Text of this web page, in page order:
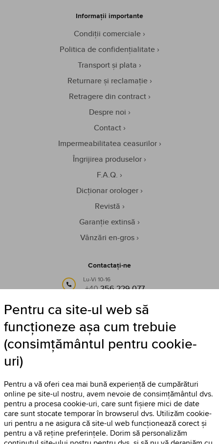
Informații importante
Condiții comerciale
Politica de confidențialitate
Transport și plata
Returnare și reclamație
Retragere din contract
Despre noi
Contact
Impermeabilitatea ceasurilor
Îngrijirea produselor
F.A.Q.
Dicționar orologer
Revistă
Garanție extinsă
Vânzări en-gros
Contactați-ne
Lu-Vi 10-16
+40356 229 077
sau pe e-mail:
info@timestore.ro
Urmăriți-ne
Pentru ca site-ul web să
funcționeze așa cum trebuie
(consimțământul pentru cookie-
uri)
Pentru a vă oferi cea mai bună experiență de cumpărături
online pe site-ul nostru, avem nevoie de consimțământul dvs.
pentru a procesa cookie-uri, care sunt fișiere mici de date
care sunt stocate temporar în browserul dvs. Utilizăm cookie-
uri pentru a ne asigura că site-ul web funcționează corect și
pentru a vă reține preferințele. Dorim să personalizăm